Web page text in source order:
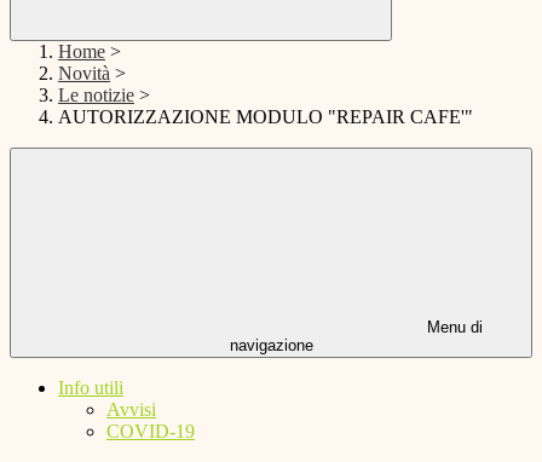
Home >
Novità >
Le notizie >
AUTORIZZAZIONE MODULO "REPAIR CAFE'"
Menu di
navigazione
Info utili
Avvisi
COVID-19